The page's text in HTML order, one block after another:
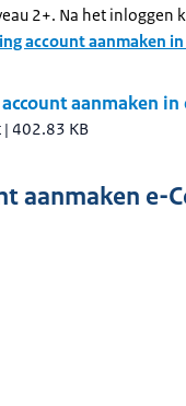
2+. Na het inloggen
account aanmaken
aanmaken in
| 402.83 KB
aanmaken e-